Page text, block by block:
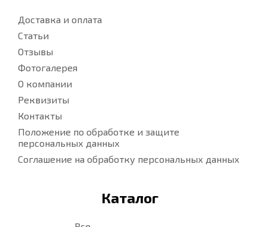
Доставка и оплата
Статьи
Отзывы
Фотогалерея
О компании
Реквизиты
Контакты
Положение по обработке и защите
персональных данных
Соглашение на обработку персональных данных
Каталог